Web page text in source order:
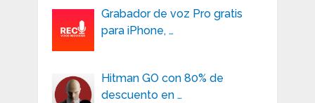
Grabador de voz Pro gratis
para iPhone, …
Hitman GO con 80% de
descuento en …